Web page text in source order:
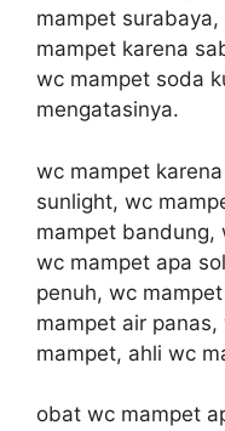
mampet
mampet karena
wc mampet soda
mengatasinya.
wc mampet
sunlight, wc
mampet bandung,
wc mampet apa
penuh, wc
mampet air
mampet, ahli wc
obat wc mampet